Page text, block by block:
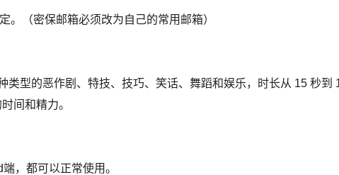
。（密保邮箱必须改为自己的常用邮箱）
类型的恶作剧、特技、技巧、笑话、舞蹈和娱乐，时长从 15 秒
间和精力。
，都可以正常使用。